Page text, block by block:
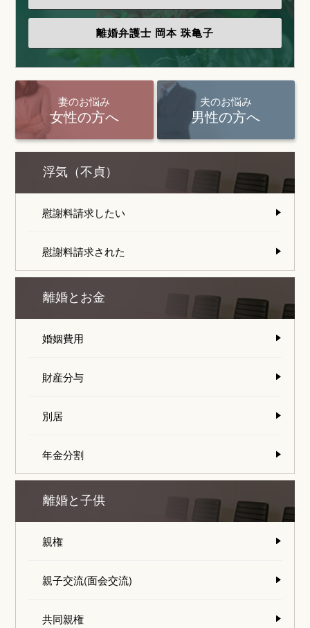
離婚弁護士 岡本 珠亀子
妻のお悩み
女性の方へ
夫のお悩み
男性の方へ
浮気（不貞）
慰謝料請求したい
慰謝料請求された
離婚とお金
婚姻費用
財産分与
別居
年金分割
離婚と子供
親権
親子交流(面会交流)
共同親権